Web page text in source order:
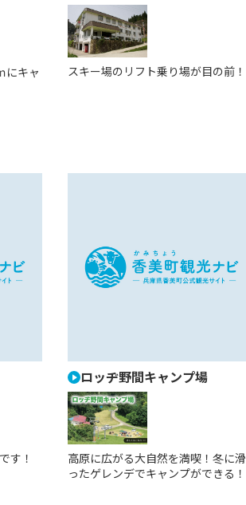
にキャ
スキー場のリフト乗り場が目の前！
す！
ロッヂ野間キャンプ場
高原に広がる大自然を満喫！冬に滑
ったゲレンデでキャンプができる！